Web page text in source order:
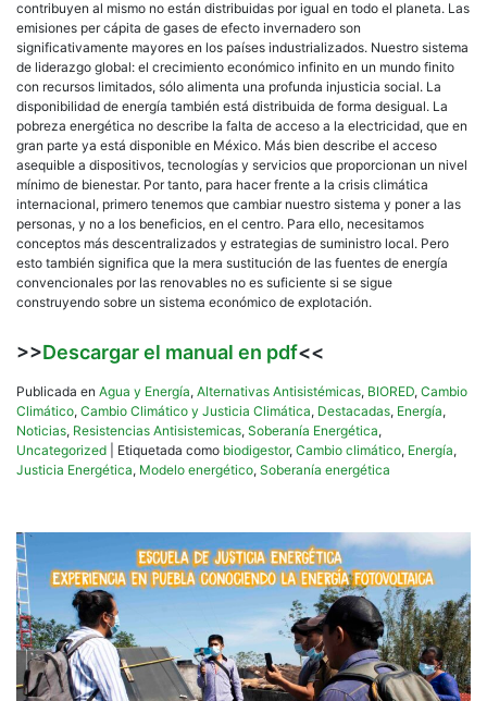
contribuyen al mismo no están distribuidas por igual en todo el planeta. Las
emisiones per cápita de gases de efecto invernadero son
significativamente mayores en los países industrializados. Nuestro sistema
de liderazgo global: el crecimiento económico infinito en un mundo finito
con recursos limitados, sólo alimenta una profunda injusticia social. La
disponibilidad de energía también está distribuida de forma desigual. La
pobreza energética no describe la falta de acceso a la electricidad, que en
gran parte ya está disponible en México. Más bien describe el acceso
asequible a dispositivos, tecnologías y servicios que proporcionan un nivel
mínimo de bienestar. Por tanto, para hacer frente a la crisis climática
internacional, primero tenemos que cambiar nuestro sistema y poner a las
personas, y no a los beneficios, en el centro. Para ello, necesitamos
conceptos más descentralizados y estrategias de suministro local. Pero
esto también significa que la mera sustitución de las fuentes de energía
convencionales por las renovables no es suficiente si se sigue
construyendo sobre un sistema económico de explotación.
>>Descargar el manual en pdf<<
Publicada en Agua y Energía, Alternativas Antisistémicas, BIORED, Cambio
Climático, Cambio Climático y Justicia Climática, Destacadas, Energía,
Noticias, Resistencias Antisistemicas, Soberanía Energética,
Uncategorized
Etiquetada como biodigestor, Cambio climático, Energía,
Justicia Energética, Modelo energético, Soberanía energética